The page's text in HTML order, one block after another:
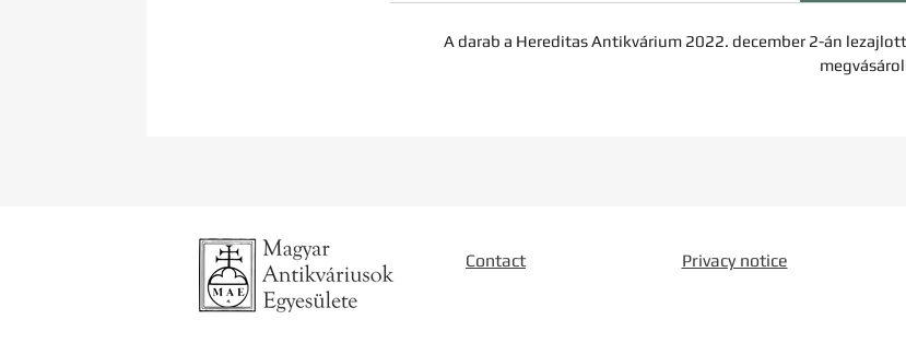
A darab a Hereditas Antikvárium 2022. december 2-án
Contact Privacy notice